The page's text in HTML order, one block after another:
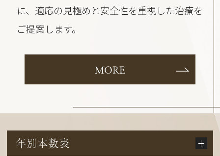
に、適応の見極めと安全性を重視した治療を
ご提案します。
MORE
年別本数表